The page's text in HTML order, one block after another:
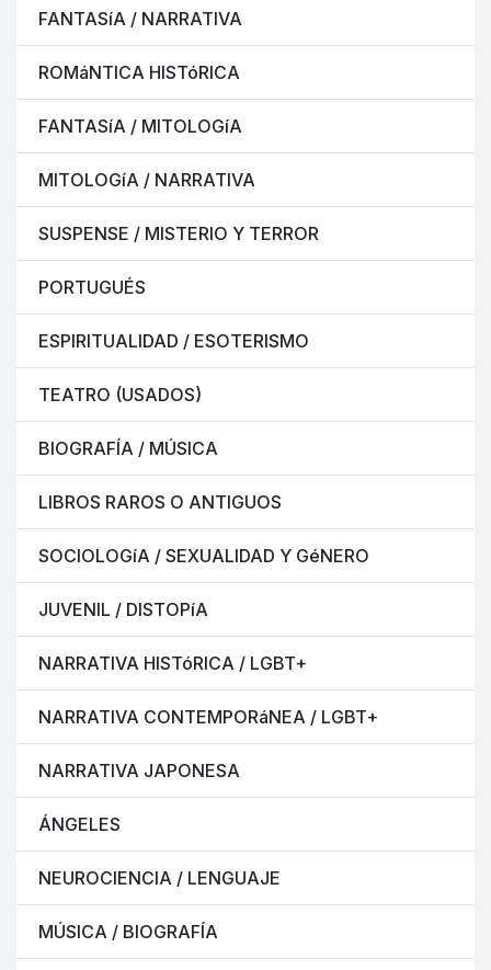
FANTASíA / NARRATIVA
ROMáNTICA HISTóRICA
FANTASíA / MITOLOGíA
MITOLOGíA / NARRATIVA
SUSPENSE / MISTERIO Y TERROR
PORTUGUÉS
ESPIRITUALIDAD / ESOTERISMO
TEATRO (USADOS)
BIOGRAFÍA / MÚSICA
LIBROS RAROS O ANTIGUOS
SOCIOLOGíA / SEXUALIDAD Y GéNERO
JUVENIL / DISTOPíA
NARRATIVA HISTóRICA / LGBT+
NARRATIVA CONTEMPORáNEA / LGBT+
NARRATIVA JAPONESA
ÁNGELES
NEUROCIENCIA / LENGUAJE
MÚSICA / BIOGRAFÍA